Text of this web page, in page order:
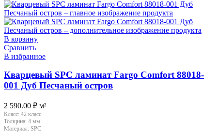
В корзину
Сравнить
В избранное
Кварцевый SPC ламинат Fargo Comfort 88018-
001 Дуб Песчаный остров
2 590.00 ₽ м²
Класс: 42 класс
Толщина: 4 мм
Материал: SPC